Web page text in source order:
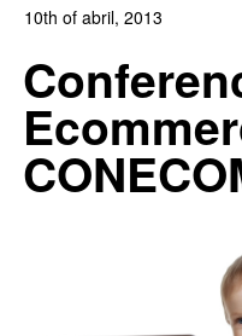
10th of abril, 2013
Noticias
0